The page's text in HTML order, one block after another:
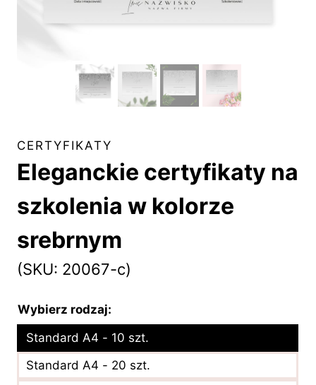
CERTYFIKATY
Eleganckie certyfikaty na
szkolenia w kolorze
srebrnym
(SKU: 20067-c)
Wybierz rodzaj:
Standard A4 - 10 szt.
Standard A4 - 20 szt.